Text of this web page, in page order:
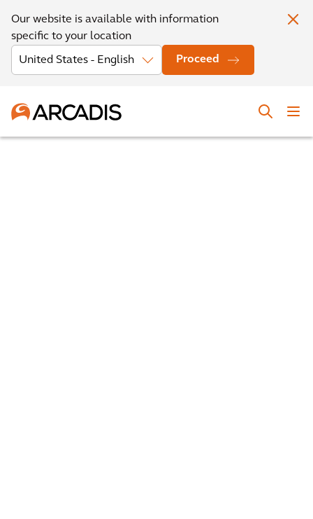
Our website is available with information
specific to your location
Proceed